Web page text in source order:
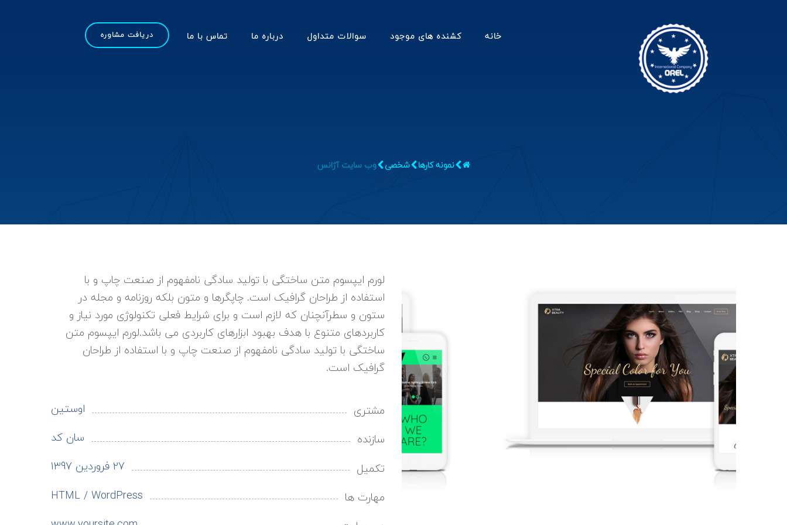
دریافت مشاوره خانه کشنده های موجود سوالات متداول درباره ما تماس با ما
نمونه کارها شخصی وب سایت آژانس
لورم ایپسوم متن ساختگی با تولید سادگی نامفهوم از صنعت چاپ و با
استفاده از طراحان گرافیک است. چاپگرها و متون بلکه روزنامه و مجله در
ستون و سطرآنچنان که لازم است و برای شرایط فعلی تکنولوژی مورد نیاز و
کاربردهای متنوع با هدف بهبود ابزارهای کاربردی می باشد.لورم ایپسوم متن
ساختگی با تولید سادگی نامفهوم از صنعت چاپ و با استفاده از طراحان
گرافیک است.
مشتری
اوستین
سازنده
سان کد
تکمیل
27 فروردین 1397
مهارت ها
HTML / WordPress